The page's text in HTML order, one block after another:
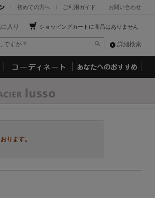
お問い合わせ
ご利用ガイド
初めての方へ
ショッピングカートに商品はありません
入り
詳細検索
ります。